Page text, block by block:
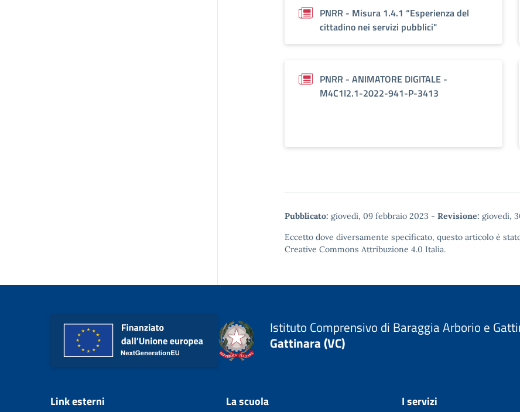
PNRR - Misura 1.4.1 “Esperienza del
cittadino nei servizi pubblici"
PNRR - ANIMATORE DIGITALE -
M4C1I2.1-2022-941-P-3413
Pubblicato: giovedì, 09 febbraio 2023 - Revisione: giovedì,
Eccetto dove diversamente specificato, questo articolo è
Creative Commons Attribuzione 4.0 Italia.
Istituto Comprensivo di Baraggia Arborio e
Gattinara (VC)
Link esterni La scuola I servizi